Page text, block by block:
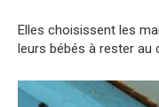
Elles choisissent les
leurs bébés à rester au